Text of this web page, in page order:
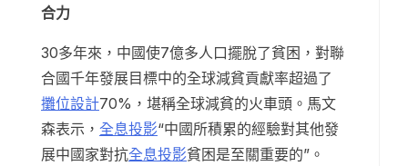
合力
30多年來，中國使7億多人口擺脫了貧困，對聯
合國千年發展目標中的全球減貧貢獻率超過了
攤位設計70%，堪稱全球減貧的火車頭。馬文
森表示， 全息投影“中國所積累的經驗對其他發
展中國家對抗全息投影貧困是至關重要的”。